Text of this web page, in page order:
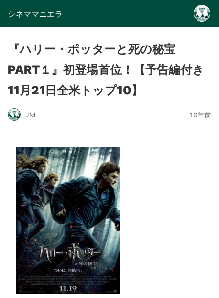
シネママニエラ
『ハリー・ポッターと死の秘宝
PART１』初登場首位！【予告編付き
11月21日全米トップ10】
JM 16年前